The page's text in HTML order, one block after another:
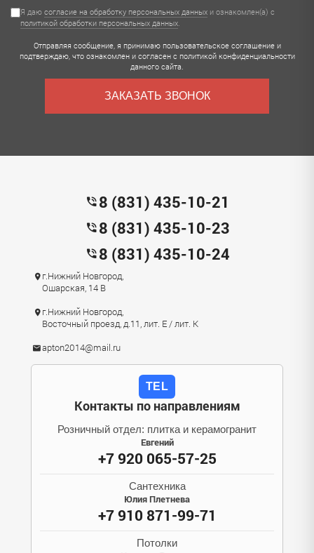
Я даю согласие на обработку персональных данных и ознакомлен(а) с
политикой обработки персональных данных.
Отправляя сообщение, я принимаю пользовательское соглашениеи
подтверждаю, что ознакомлен и согласен с политикой конфиденциальности
данного сайта.
ЗАКАЗАТЬ ЗВОНОК
8 (831) 435-10-21
8 (831) 435-10-23
8 (831) 435-10-24
г.Нижний Новгород,
Ошарская, 14 В
г.Нижний Новгород,
Восточный проезд, д.11, лит. Е / лит. К
apton2014@mail.ru
TEL
Контакты по направлениям
Розничный отдел: плитка и керамогранит
Евгений
+7 920 065-57-25
Сантехника
Юлия Плетнева
+7 910 871-99-71
Потолки